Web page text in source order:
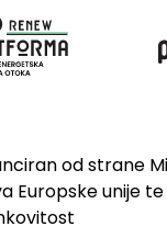
od strane
Europske unije